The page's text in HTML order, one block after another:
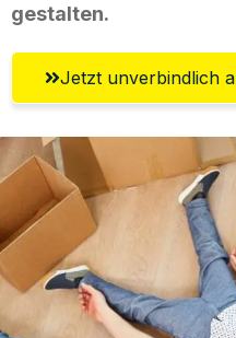
gestalten.
Jetzt unverbindlich